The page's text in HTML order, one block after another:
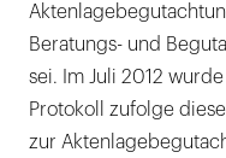
Beratungs- und
sei. Im Juli 2012
Protokoll zufolge
zur